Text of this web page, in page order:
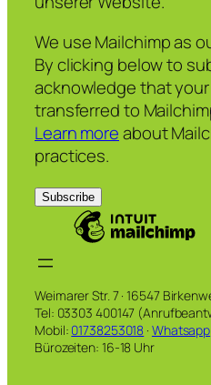
We use Mailchimp as
By clicking below to
acknowledge that
transferred to
Learn moreabout
practices.
Weimarer Str. 7 · 16547
Tel: 03303 400147
Mobil: 01738253018 · Whatsapp
Bürozeiten: 16-18 Uhr